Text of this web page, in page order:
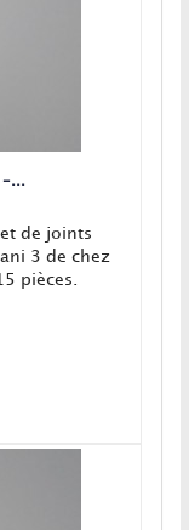
-...
de joints
3 de chez
pièces.